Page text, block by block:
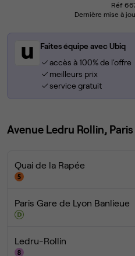
Réf
Dernière mise à
Faites équipe avec Ubiq
accès à 100% de l'offre
meilleurs prix
service gratuit
Avenue Ledru Rollin, Paris
Quai de la Rapée
Paris Gare de Lyon Banlieue
Ledru-Rollin